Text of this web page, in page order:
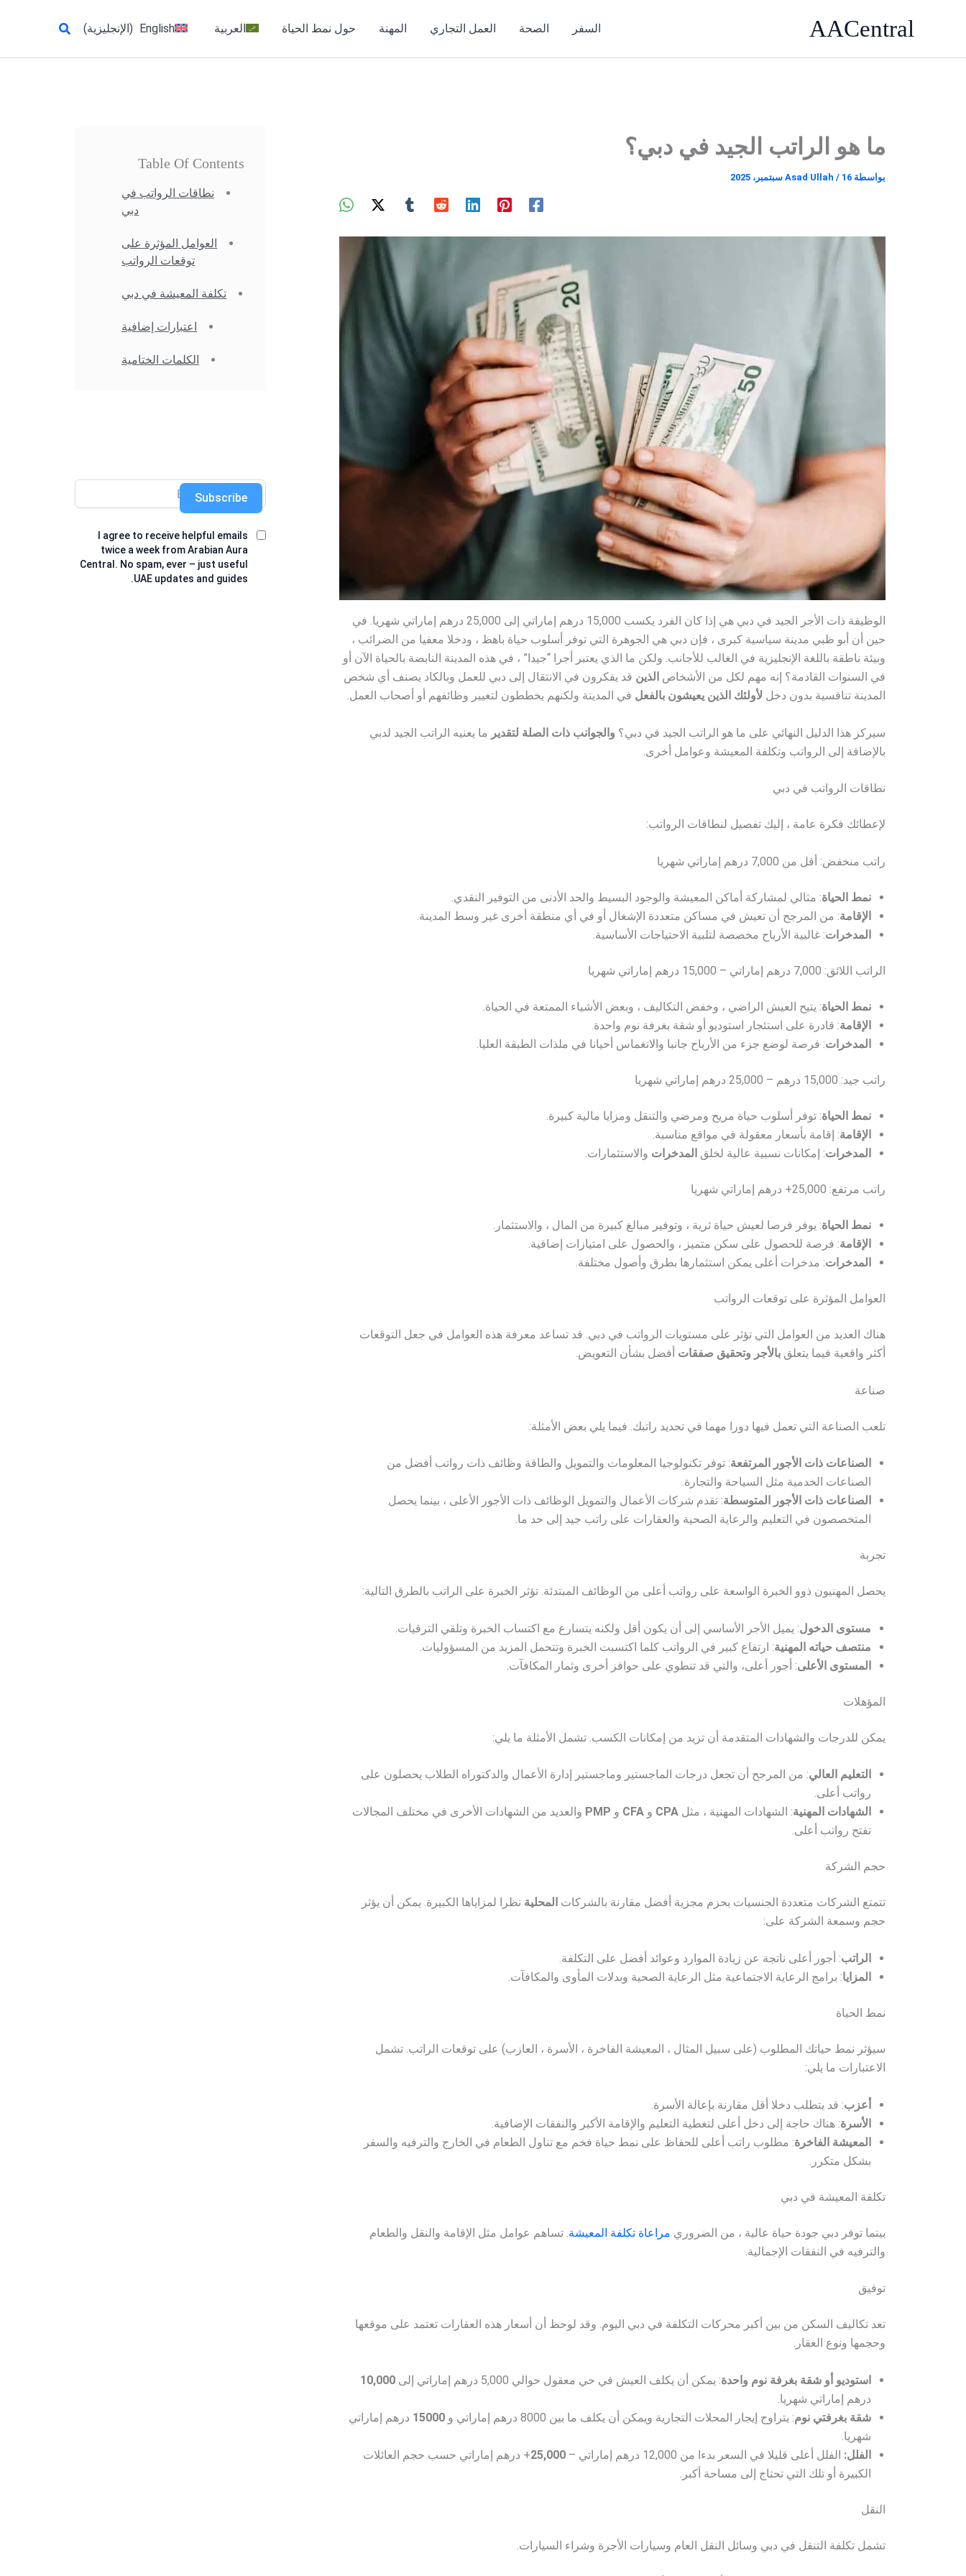
AACentral السفر الصحة العمل التجاري المهنة حول نمط الحياة العربية English
(الإنجليزية) البحث
ما هو الراتب الجيد في دبي؟
بواسطة Asad Ullah / 16 سبتمبر، 2025
الوظيفة ذات الأجر الجيد في دبي هي إذا كان الفرد يكسب 15,000 درهم إماراتي إلى 25,000 درهم إماراتي شهريا. في
حين أن أبو ظبي مدينة سياسية كبرى ، فإن دبي هي الجوهرة التي توفر أسلوب حياة باهظ ، ودخلا معفيا من الضرائب ،
وبيئة ناطقة باللغة الإنجليزية في الغالب للأجانب. ولكن ما الذي يعتبر أجرا “جيدا” ، في هذه المدينة النابضة بالحياة الآن أو
في السنوات القادمة؟ إنه مهم لكل من الأشخاص الذين قد يفكرون في الانتقال إلى دبي للعمل وبالكاد يصنف أي شخص
المدينة تنافسية بدون دخل لأولئك الذين يعيشون بالفعل في المدينة ولكنهم يخططون لتغيير وظائفهم أو أصحاب العمل.
سيركز هذا الدليل النهائي على ما هو الراتب الجيد في دبي؟ والجوانب ذات الصلة لتقدير ما يعنيه الراتب الجيد لدبي
بالإضافة إلى الرواتب وتكلفة المعيشة وعوامل أخرى.
نطاقات الرواتب في دبي
لإعطائك فكرة عامة ، إليك تفصيل لنطاقات الرواتب:
راتب منخفض: أقل من 7,000 درهم إماراتي شهريا
نمط الحياة: مثالي لمشاركة أماكن المعيشة والوجود البسيط والحد الأدنى من التوفير النقدي.
الإقامة: من المرجح أن تعيش في مساكن متعددة الإشغال أو في أي منطقة أخرى غير وسط المدينة.
المدخرات: غالبية الأرباح مخصصة لتلبية الاحتياجات الأساسية.
الراتب اللائق: 7,000 درهم إماراتي – 15,000 درهم إماراتي شهريا
نمط الحياة: يتيح العيش الراضي ، وخفض التكاليف ، وبعض الأشياء الممتعة في الحياة.
الإقامة: قادرة على استئجار استوديو أو شقة بغرفة نوم واحدة.
المدخرات: فرصة لوضع جزء من الأرباح جانبا والانغماس أحيانا في ملذات الطبقة العليا.
راتب جيد: 15,000 درهم – 25,000 درهم إماراتي شهريا
نمط الحياة: توفر أسلوب حياة مريح ومرضي والتنقل ومزايا مالية كبيرة.
الإقامة: إقامة بأسعار معقولة في مواقع مناسبة.
المدخرات: إمكانات نسبية عالية لخلق المدخرات والاستثمارات.
راتب مرتفع: 25,000+ درهم إماراتي شهريا
نمط الحياة: يوفر فرصا لعيش حياة ثرية ، وتوفير مبالغ كبيرة من المال ، والاستثمار.
الإقامة: فرصة للحصول على سكن متميز ، والحصول على امتيازات إضافية.
المدخرات: مدخرات أعلى يمكن استثمارها بطرق وأصول مختلفة.
العوامل المؤثرة على توقعات الرواتب
هناك العديد من العوامل التي تؤثر على مستويات الرواتب في دبي. قد تساعد معرفة هذه العوامل في جعل التوقعات
أكثر واقعية فيما يتعلق بالأجر وتحقيق صفقات أفضل بشأن التعويض.
صناعة
تلعب الصناعة التي تعمل فيها دورا مهما في تحديد راتبك. فيما يلي بعض الأمثلة:
الصناعات ذات الأجور المرتفعة: توفر تكنولوجيا المعلومات والتمويل والطاقة وظائف ذات رواتب أفضل من
الصناعات الخدمية مثل السياحة والتجارة.
الصناعات ذات الأجور المتوسطة: تقدم شركات الأعمال والتمويل الوظائف ذات الأجور الأعلى ، بينما يحصل
المتخصصون في التعليم والرعاية الصحية والعقارات على راتب جيد إلى حد ما.
تجربة
يحصل المهنيون ذوو الخبرة الواسعة على رواتب أعلى من الوظائف المبتدئة. تؤثر الخبرة على الراتب بالطرق التالية:
مستوى الدخول: يميل الأجر الأساسي إلى أن يكون أقل ولكنه يتسارع مع اكتساب الخبرة وتلقي الترقيات.
منتصف حياته المهنية: ارتفاع كبير في الرواتب كلما اكتسبت الخبرة وتتحمل المزيد من المسؤوليات.
المستوى الأعلى: أجور أعلى، والتي قد تنطوي على حوافز أخرى وثمار المكافآت.
المؤهلات
يمكن للدرجات والشهادات المتقدمة أن تزيد من إمكانات الكسب. تشمل الأمثلة ما يلي:
التعليم العالي: من المرجح أن تجعل درجات الماجستير وماجستير إدارة الأعمال والدكتوراه الطلاب يحصلون على
رواتب أعلى.
الشهادات المهنية: الشهادات المهنية ، مثل CPA و CFA و PMP والعديد من الشهادات الأخرى في مختلف المجالات
تفتح رواتب أعلى.
حجم الشركة
تتمتع الشركات متعددة الجنسيات بحزم مجزية أفضل مقارنة بالشركات المحلية نظرا لمزاياها الكبيرة. يمكن أن يؤثر
حجم وسمعة الشركة على:
الراتب: أجور أعلى ناتجة عن زيادة الموارد وعوائد أفضل على التكلفة.
المزايا: برامج الرعاية الاجتماعية مثل الرعاية الصحية وبدلات المأوى والمكافآت.
نمط الحياة
سيؤثر نمط حياتك المطلوب (على سبيل المثال ، المعيشة الفاخرة ، الأسرة ، العازب) على توقعات الراتب. تشمل
الاعتبارات ما يلي:
أعزب: قد يتطلب دخلا أقل مقارنة بإعالة الأسرة.
الأسرة: هناك حاجة إلى دخل أعلى لتغطية التعليم والإقامة الأكبر والنفقات الإضافية.
المعيشة الفاخرة: مطلوب راتب أعلى للحفاظ على نمط حياة فخم مع تناول الطعام في الخارج والترفيه والسفر
بشكل متكرر.
تكلفة المعيشة في دبي
بينما توفر دبي جودة حياة عالية ، من الضروري مراعاة تكلفة المعيشة . تساهم عوامل مثل الإقامة والنقل والطعام
والترفيه في النفقات الإجمالية.
توفيق
تعد تكاليف السكن من بين أكبر محركات التكلفة في دبي اليوم. وقد لوحظ أن أسعار هذه العقارات تعتمد على موقعها
وحجمها ونوع العقار.
استوديو أو شقة بغرفة نوم واحدة: يمكن أن يكلف العيش في حي معقول حوالي 5,000 درهم إماراتي إلى
10,000
درهم إماراتي شهريا.
شقة بغرفتي نوم: يتراوح إيجار المحلات التجارية ويمكن أن يكلف ما بين 8000 درهم إماراتي و 15000 درهم إماراتي
شهريا.
الفلل: الفلل أعلى قليلا في السعر بدءا من 12,000 درهم إماراتي – 25,000+ درهم إماراتي حسب حجم العائلات
الكبيرة أو تلك التي تحتاج إلى مساحة أكبر.
النقل
تشمل تكلفة التنقل في دبي وسائل النقل العام وسيارات الأجرة وشراء السيارات.
Table Of Contents
نطاقات الرواتب في
دبي
العوامل المؤثرة على
توقعات الرواتب
تكلفة المعيشة في دبي
اعتبارات إضافية
الكلمات الختامية
I agree to receive helpful emails
twice a week from Arabian Aura
Central. No spam, ever – just useful
UAE updates and guides.
Subscribe